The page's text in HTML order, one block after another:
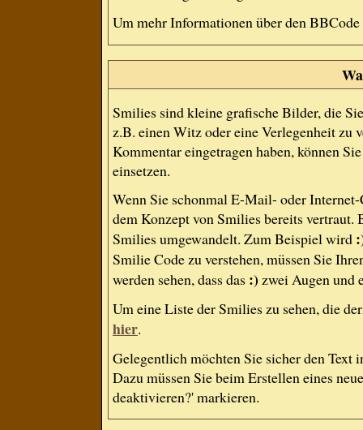
Um mehr Informationen über den
Smilies sind kleine grafische Bilder, die
z.B. einen Witz oder eine Verlegenheit zu
Kommentar eingetragen haben, können
einsetzen.
Wenn Sie schonmal E-Mail- oder
dem Konzept von Smilies bereits
Smilies umgewandelt. Zum Beispiel wird
Smilie Code zu verstehen, müssen Sie
werden sehen, dass das :) zwei Augen und
Um eine Liste der Smilies zu sehen, die
hier.
Gelegentlich möchten Sie sicher den
Dazu müssen Sie beim Erstellen eines
deaktivieren?' markieren.